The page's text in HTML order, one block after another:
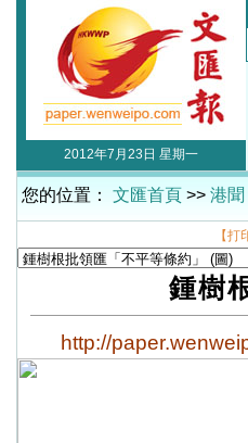
2012年7月23日 星期一
您的位置： 文匯首頁 >> 港聞
【打
鍾樹
http://